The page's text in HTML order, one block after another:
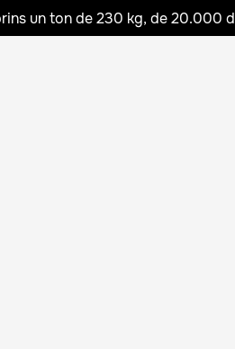
un ton de 230 kg, de 20.000